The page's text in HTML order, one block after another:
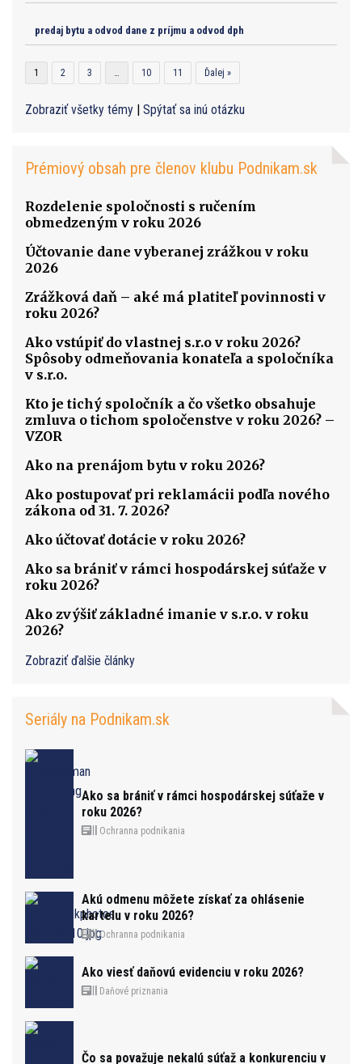
predaj bytu a odvod dane z príjmu a odvod dph
1 2 3 … 10 11 Ďalej »
Zobraziť všetky témy Spýtať sa inú otázku
Prémiový obsah pre členov klubu Podnikam.sk
Rozdelenie spoločnosti s ručením
obmedzeným v roku 2026
Účtovanie dane vyberanej zrážkou v roku
2026
Zrážková daň – aké má platiteľ povinnosti v
roku 2026?
Ako vstúpiť do vlastnej s.r.o v roku 2026?
Spôsoby odmeňovania konateľa a spoločníka
v s.r.o.
Kto je tichý spoločník a čo všetko obsahuje
zmluva o tichom spoločenstve v roku 2026? –
VZOR
Ako na prenájom bytu v roku 2026?
Ako postupovať pri reklamácii podľa nového
zákona od 31. 7. 2026?
Ako účtovať dotácie v roku 2026?
Ako sa brániť v rámci hospodárskej súťaže v
roku 2026?
Ako zvýšiť základné imanie v s.r.o. v roku
2026?
Zobraziť ďalšie články
Seriály na Podnikam.sk
Ako sa brániť v rámci hospodárskej súťaže v
roku 2026?
Ochranna podnikania
Akú odmenu môžete získať za ohlásenie
kartelu v roku 2026?
Ochranna podnikania
Ako viesť daňovú evidenciu v roku 2026?
Daňové priznania
Čo sa považuje nekalú súťaž a konkurenciu v